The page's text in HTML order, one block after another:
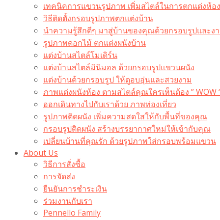
เทคนิคการแขวนรูปภาพ เพิ่มสไตล์ในการตกแต่งห้อง
วิธีติดตั้งกรอบรูปภาพตกแต่งบ้าน
นำความรู้สึกดีๆ มาสู่บ้านของคุณด้วยกรอบรูปและง
รูปภาพดอกไม้ ตกแต่งผนังบ้าน
แต่งบ้านสไตล์โมเดิร์น
แต่งบ้านสไตล์มินิมอล ด้วยกรอบรูปแขวนผนัง
แต่งบ้านด้วยกรอบรูป ให้ดูอบอุ่นและสวยงาม
ภาพแต่งผนังห้อง ตามสไตล์คุณใครเห็นต้อง ” WOW
ออกเดินทางไปกับเราด้วย ภาพท่องเที่ยว
รูปภาพติดผนัง เพิ่มความสดใสให้กับพื้นที่ของคุณ
กรอบรูปติดผนัง สร้างบรรยากาศใหม่ให้เข้ากับคุณ
เปลี่ยนบ้านที่คุณรัก ด้วยรูปภาพใส่กรอบพร้อมแขวน​
About Us
วิธีการสั่งซื้อ
การจัดส่ง
ยืนยันการชำระเงิน
ร่วมงานกับเรา
Pennello Family